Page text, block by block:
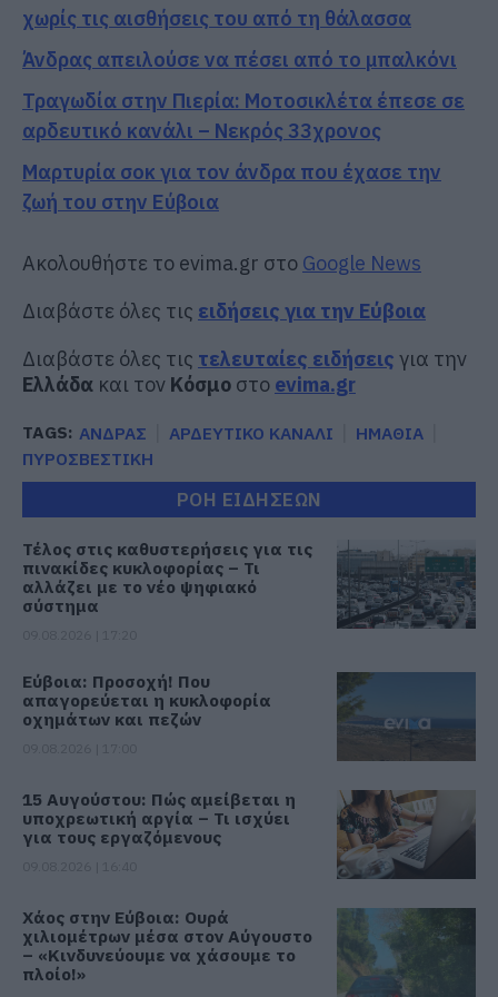
χωρίς τις αισθήσεις του από τη θάλασσα
Άνδρας απειλούσε να πέσει από το μπαλκόνι
Τραγωδία στην Πιερία: Μοτοσικλέτα έπεσε σε
αρδευτικό κανάλι – Νεκρός 33χρονος
Μαρτυρία σοκ για τον άνδρα που έχασε την
ζωή του στην Εύβοια
Ακολουθήστε το evima.gr στο Google News
Διαβάστε όλες τις ειδήσεις για την Εύβοια
Διαβάστε όλες τις τελευταίες ειδήσεις για την
Ελλάδα και τον Κόσμο στο evima.gr
TAGS: ΑΝΔΡΑΣ ΑΡΔΕΥΤΙΚΟ ΚΑΝΑΛΙ
ΗΜΑΘΙΑ
ΠΥΡΟΣΒΕΣΤΙΚΗ
ΡΟΗ ΕΙΔΗΣΕΩΝ
Τέλος στις καθυστερήσεις για τις
πινακίδες κυκλοφορίας – Τι
αλλάζει με το νέο ψηφιακό
σύστημα
Εύβοια: Προσοχή! Που
απαγορεύεται η κυκλοφορία
οχημάτων και πεζών
15 Αυγούστου: Πώς αμείβεται η
υποχρεωτική αργία – Τι ισχύει
για τους εργαζόμενους
Χάος στην Εύβοια: Ουρά
χιλιομέτρων μέσα στον Αύγουστο
– «Κινδυνεύουμε να χάσουμε το
πλοίο!»